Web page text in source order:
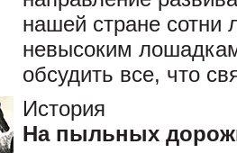
нашей стране
невысоким
обсудить все, что
История
На пыльных